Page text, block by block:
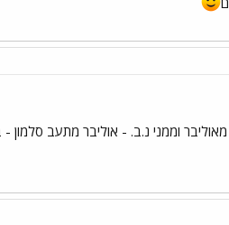
וממני נ.ב. - אוליבר מתעב